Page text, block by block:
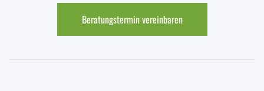
Beratungstermin vereinbaren